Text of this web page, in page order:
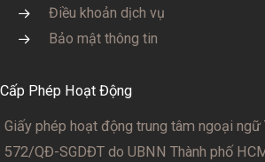
Điều khoản dịch vụ
Bảo mật thông tin
Cấp Phép Hoạt Động
Giấy phép hoạt động trung tâm ngoại
572/QĐ-SGDĐT do UBNN Thành phố